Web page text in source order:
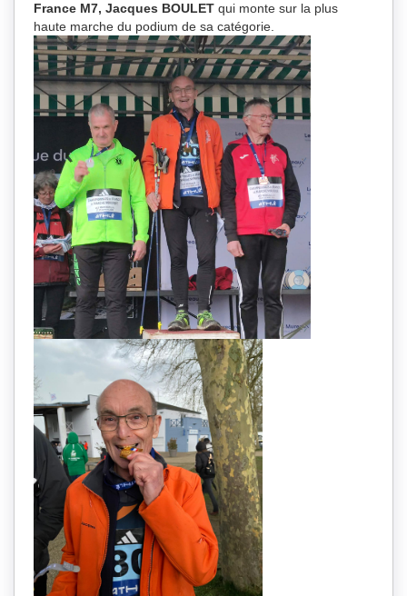
France M7, Jacques BOULET qui monte sur la plus
haute marche du podium de sa catégorie.